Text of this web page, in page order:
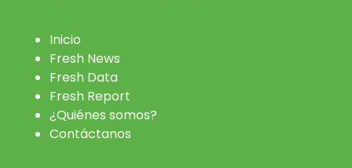
Inicio
Fresh News
Fresh Data
Fresh Report
¿Quiénes somos?
Contáctanos